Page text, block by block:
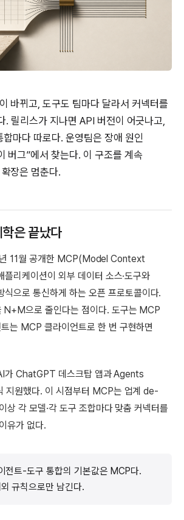
바뀌고, 도구도 팀마다 달라서 커넥터를
. 릴리스가 지나면 API 버전이 어긋나고,
마다 따로다. 운영팀은 장애 원인
버그”에서 찾는다. 이 구조를 계속
장은 멈춘다.
은 끝났다
11월 공개한 MCP(Model Context
리케이션이 외부 데이터 소스·도구와
식으로 통신하게 하는 오픈 프로토콜이다.
으로 줄인다는 점이다. 도구는 MCP
는 MCP 클라이언트로 한 번 구현하면
ChatGPT 데스크탑 앱과 Agents
지원했다. 이 시점부터 MCP는 업계 de-
각 모델·각 도구 조합마다 맞춤 커넥터를
유가 없다.
전트-도구 통합의 기본값은 MCP다.
규칙으로만 남긴다.